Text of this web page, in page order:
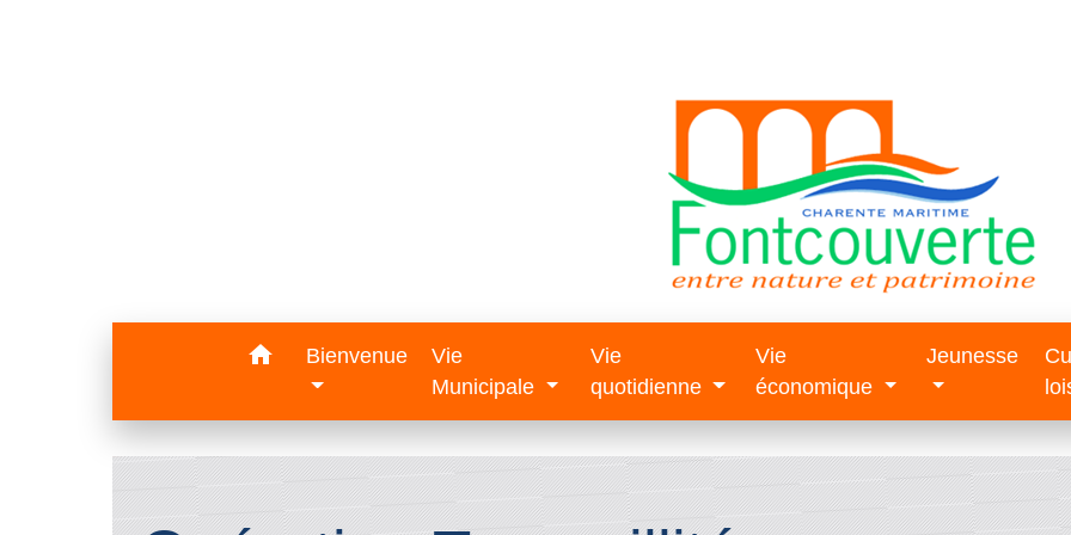
home Bienvenue
Vie
Municipale
Vie
quotidienne
Vie
économique
Jeunesse